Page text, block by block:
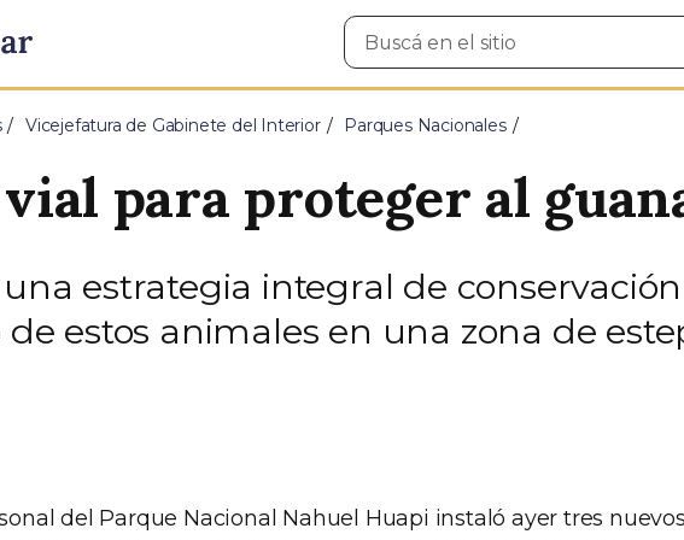
Buscar
en
Vicejefatura de Gabinete del Interior Parques Nacionales
para proteger al
estrategia integral de
estos animales en una zona de
del Parque Nacional Nahuel Huapi instaló ayer tres